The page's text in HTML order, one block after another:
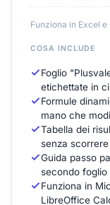
Funziona in Excel e
COSA INCLUDE
Foglio
etichettate in
Formule
mano che
Tabella dei
senza scorrere
Guida passo
secondo foglio
Funziona in
LibreOffice